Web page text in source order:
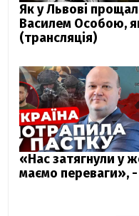
Як у Львові
Василем Особою,
(трансляція)
«Нас затягнули у
маємо переваги»,